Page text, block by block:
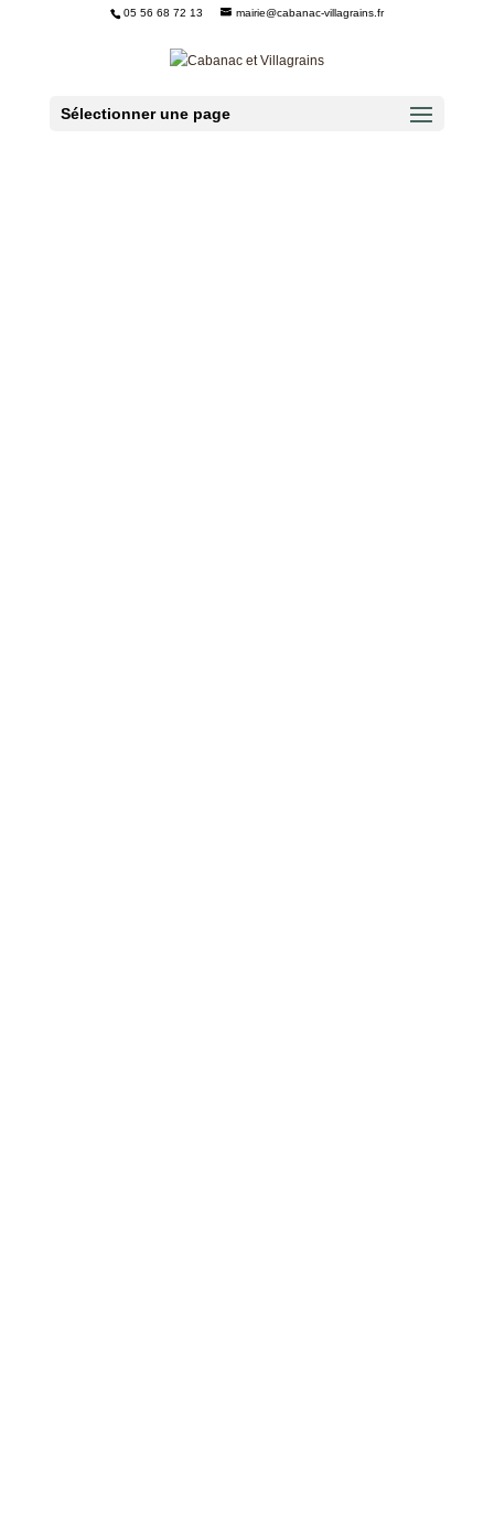
05 56 68 72 13 mairie@cabanac-villagrains.fr
Sélectionner une page